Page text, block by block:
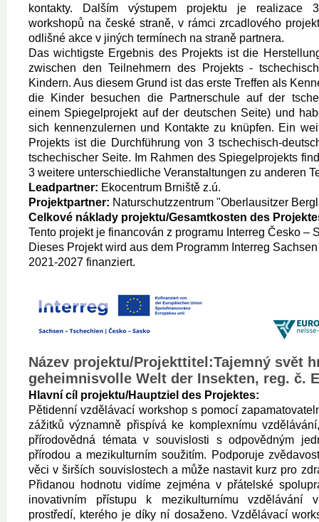
kontakty. Dalším výstupem projektu je realizace 3
workshopů na české straně, v rámci zrcadlového
odlišné akce v jiných termínech na straně partnera.
Das wichtigste Ergebnis des Projekts ist die
zwischen den Teilnehmern des Projekts -
Kindern. Aus diesem Grund ist das erste Treffen als
die Kinder besuchen die Partnerschule auf der
einem Spiegelprojekt auf der deutschen Seite) und
sich kennenzulernen und Kontakte zu knüpfen. Ein
Projekts ist die Durchführung von 3 tschechisch-
tschechischer Seite. Im Rahmen des Spiegelprojekts
3 weitere unterschiedliche Veranstaltungen zu anderen
Leadpartner: Ekocentrum Brniště z.ú.
Projektpartner: Naturschutzzentrum "Oberlausitzer
Celkové náklady projektu/Gesamtkosten des
Tento projekt je financován z programu Interreg Česko –
Dieses Projekt wird aus dem Programm Interreg
2021-2027 finanziert.
Název projektu/Projekttitel:Tajemný svět
geheimnisvolle Welt der Insekten, reg. č.
Hlavní cíl projektu/Hauptziel des Projektes:
Pětidenní vzdělávací workshop s pomocí
zážitků významně přispívá ke komplexnímu
přírodovědná témata v souvislosti s odpovědným
přírodou a mezikulturním soužitím. Podporuje
věci v širších souvislostech a může nastavit kurz pro
Přidanou hodnotu vidíme zejména v přátelské
inovativním přístupu k mezikulturnímu vzdělávání
prostředí, kterého je díky ní dosaženo. Vzdělávací